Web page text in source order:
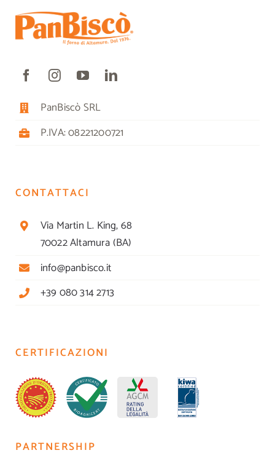
PanBiscò SRL
P.IVA: 08221200721
CONTATTACI
Via Martin L. King, 68
70022 Altamura (BA)
info@panbisco.it
+39 080 314 2713
CERTIFICAZIONI
PARTNERSHIP